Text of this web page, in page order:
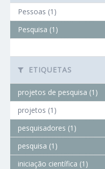
Pessoas (1)
Pesquisa (1)
ETIQUETAS
projetos de pesquisa (1)
projetos (1)
pesquisadores (1)
pesquisa (1)
iniciação científica (1)